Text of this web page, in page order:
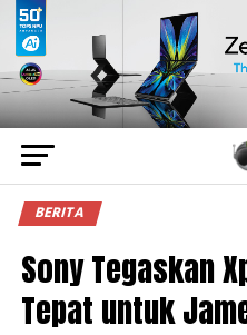
BERITA
Sony Tegaskan
Tepat untuk